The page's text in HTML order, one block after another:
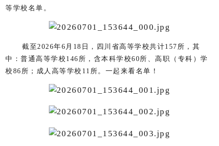
等学校名单。
截至2026年6月18日，四川省高等学校共计157所，其
中：普通高等学校146所，含本科学校60所、高职（专科）学
校86所；成人高等学校11所。一起来看名单！